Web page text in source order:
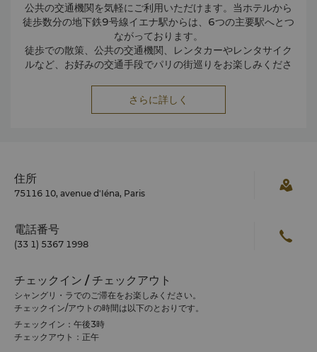
公共の交通機関を気軽にご利用いただけます。当ホテルから
徒歩数分の地下鉄9号線イエナ駅からは、6つの主要駅へとつ
ながっております。
徒歩での散策、公共の交通機関、レンタカーやレンタサイク
ルなど、お好みの交通手段でパリの街巡りをお楽しみくださ
さらに詳しく
住所
75116 10, avenue d'Iéna, Paris
電話番号
(33 1) 5367 1998
チェックイン / チェックアウト
シャングリ・ラでのご滞在をお楽しみください。
チェックイン/アウトの時間は以下のとおりです。
チェックイン：午後3時
チェックアウト：正午